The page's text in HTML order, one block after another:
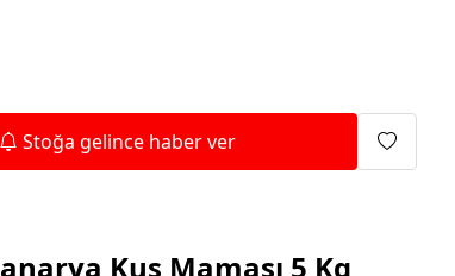
Stoğa gelince haber ver
Kuş Maması 5 Kg